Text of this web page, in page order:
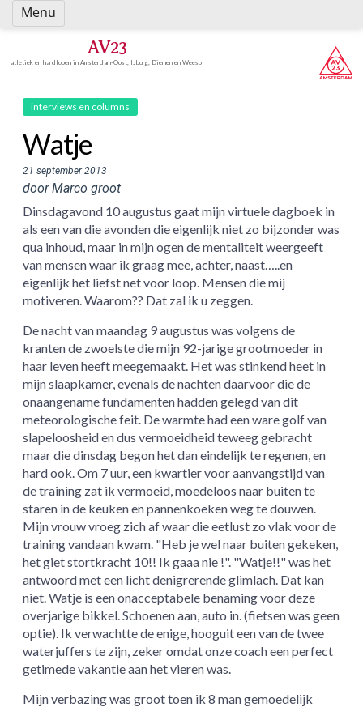
Spring
naar
AV23
atletiek en hardlopen in Amsterdam-Oost, IJburg, Diemen en Weesp
interviews en columns
Watje
21 september 2013
door Marco groot
Dinsdagavond 10 augustus gaat mijn virtuele dagboek in
als een van die avonden die eigenlijk niet zo bijzonder was
qua inhoud, maar in mijn ogen de mentaliteit weergeeft
van mensen waar ik graag mee, achter, naast…..en
eigenlijk het liefst net voor loop. Mensen die mij
motiveren. Waarom?? Dat zal ik u zeggen.
De nacht van maandag 9 augustus was volgens de
kranten de zwoelste die mijn 92-jarige grootmoeder in
haar leven heeft meegemaakt. Het was stinkend heet in
mijn slaapkamer, evenals de nachten daarvoor die de
onaangename fundamenten hadden gelegd van dit
meteorologische feit. De warmte had een ware golf van
slapeloosheid en dus vermoeidheid teweeg gebracht
maar die dinsdag begon het dan eindelijk te regenen, en
hard ook. Om 7 uur, een kwartier voor aanvangstijd van
de training zat ik vermoeid, moedeloos naar buiten te
staren in de keuken en pannenkoeken weg te douwen.
Mijn vrouw vroeg zich af waar die eetlust zo vlak voor de
training vandaan kwam. "Heb je wel naar buiten gekeken,
het giet stortkracht 10!! Ik gaaa nie !". "Watje!!" was het
antwoord met een licht denigrerende glimlach. Dat kan
niet. Watje is een onacceptabele benaming voor deze
overjarige bikkel. Schoenen aan, auto in. (fietsen was geen
optie). Ik verwachtte de enige, hooguit een van de twee
waterjuffers te zijn, zeker omdat onze coach een perfect
getimede vakantie aan het vieren was.
Mijn verbazing was groot toen ik 8 man gemoedelijk
Menu